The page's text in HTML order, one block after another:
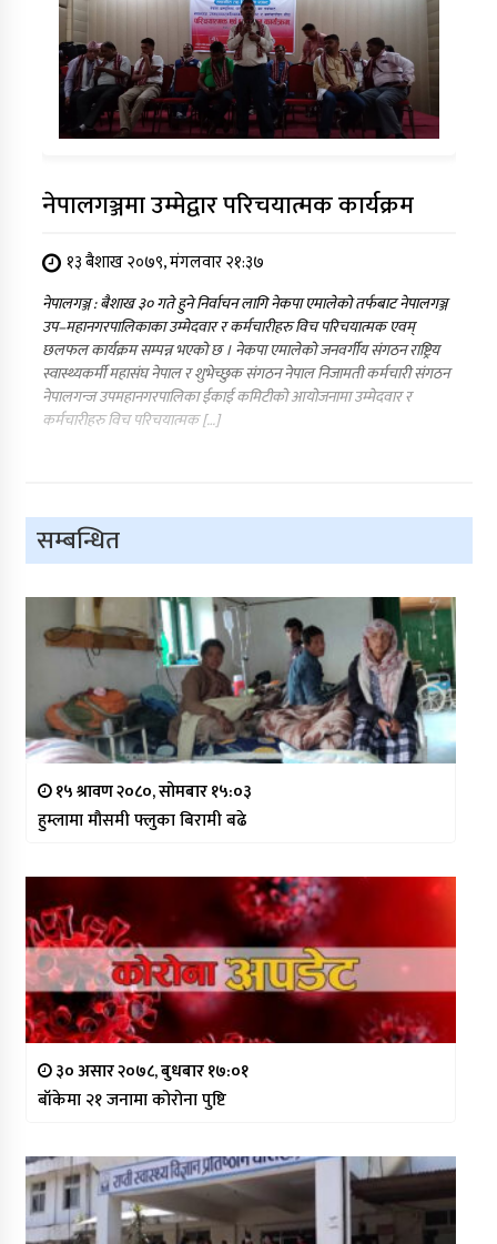
नेपालगञ्जमा उम्मेद्वार परिचयात्मक कार्यक्रम
१३ बैशाख २०७९, मंगलवार २१:३७
नेपालगञ्ज : बैशाख ३० गते हुने निर्वाचन लागि नेकपा एमालेको तर्फबाट नेपालगञ्ज
उप–महानगरपालिकाका उम्मेदवार र कर्मचारीहरु विच परिचयात्मक एवम्
छलफल कार्यक्रम सम्पन्न भएको छ । नेकपा एमालेको जनवर्गीय संगठन राष्ट्रिय
स्वास्थ्यकर्मी महासंघ नेपाल र शुभेच्छुक संगठन नेपाल निजामती कर्मचारी संगठन
नेपालगन्ज उपमहानगरपालिका ईकाई कमिटीको आयोजनामा उम्मेदवार र
कर्मचारीहरु विच परिचयात्मक […]
सम्बन्धित
१५ श्रावण २०८०, सोमबार १५:०३
हुम्लामा मौसमी फ्लुका बिरामी बढे
३० असार २०७८, बुधबार १७:०१
बाँकेमा २१ जनामा कोरोना पुष्टि